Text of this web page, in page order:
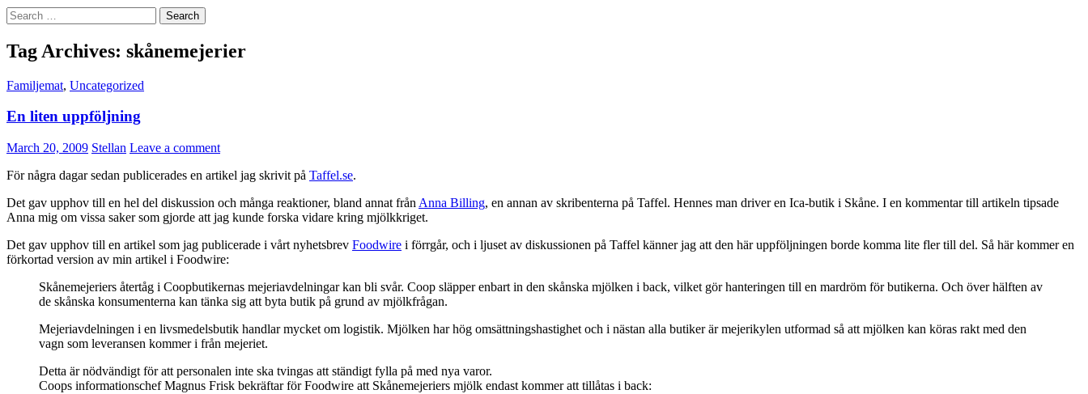
Search
for:
Tag Archives: skånemejerier
Familjemat, Uncategorized
En liten uppföljning
March 20, 2009 Stellan Leave a comment
För några dagar sedan publicerades en artikel jag skrivit på Taffel.se.
Det gav upphov till en hel del diskussion och många reaktioner, bland annat från Anna Billing, en annan av skribenterna på Taffel. Hennes man driver en Ica-butik i Skåne. I en kommentar till artikeln tipsade
Anna mig om vissa saker som gjorde att jag kunde forska vidare kring mjölkkriget.
Det gav upphov till en artikel som jag publicerade i vårt nyhetsbrev Foodwire i förrgår, och i ljuset av diskussionen på Taffel känner jag att den här uppföljningen borde komma lite fler till del. Så här kommer en
förkortad version av min artikel i Foodwire:
Skånemejeriers återtåg i Coopbutikernas mejeriavdelningar kan bli svår. Coop släpper enbart in den skånska mjölken i back, vilket gör hanteringen till en mardröm för butikerna. Och över hälften av
de skånska konsumenterna kan tänka sig att byta butik på grund av mjölkfrågan.
Mejeriavdelningen i en livsmedelsbutik handlar mycket om logistik. Mjölken har hög omsättningshastighet och i nästan alla butiker är mejerikylen utformad så att mjölken kan köras rakt med den
vagn som leveransen kommer i från mejeriet.
Detta är nödvändigt för att personalen inte ska tvingas att ständigt fylla på med nya varor.
Coops informationschef Magnus Frisk bekräftar för Foodwire att Skånemejeriers mjölk endast kommer att tillåtas i back: